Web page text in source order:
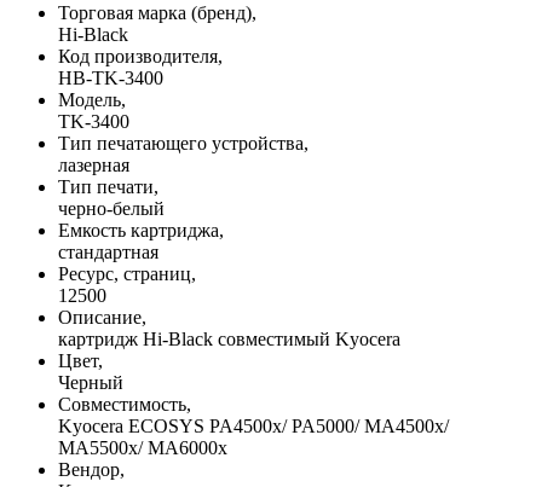
Торговая марка (бренд),
Hi-Black
Код производителя,
HB-TK-3400
Модель,
TK-3400
Тип печатающего устройства,
лазерная
Тип печати,
черно-белый
Емкость картриджа,
стандартная
Ресурс, страниц,
12500
Описание,
картридж Hi-Black совместимый Kyocera
Цвет,
Черный
Совместимость,
Kyocera ECOSYS PA4500x/ PA5000/ MA4500x/
MA5500x/ MA6000x
Вендор,